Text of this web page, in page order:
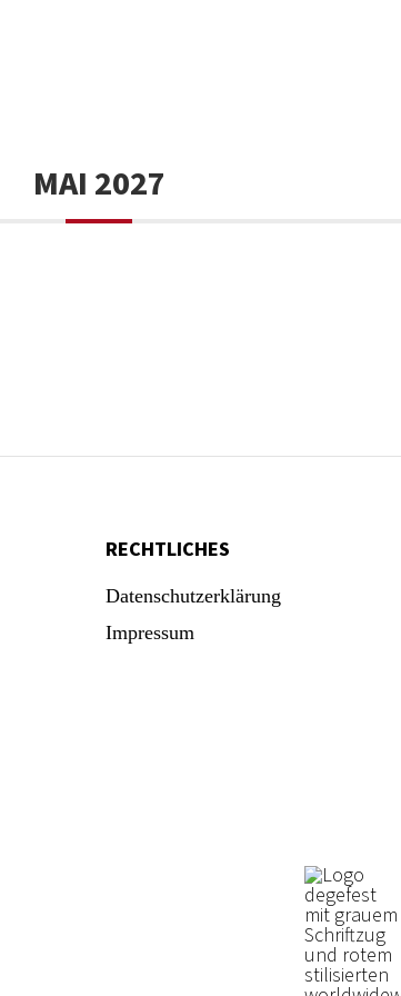
MAI 2027
RECHTLICHES
Datenschutzerklärung
Impressum